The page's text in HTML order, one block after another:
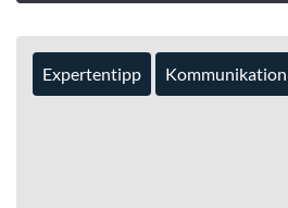
Expertentipp Kommunikation